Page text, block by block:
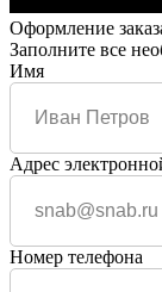
Оформление
Заполните все
Имя
Адрес
Номер телефона